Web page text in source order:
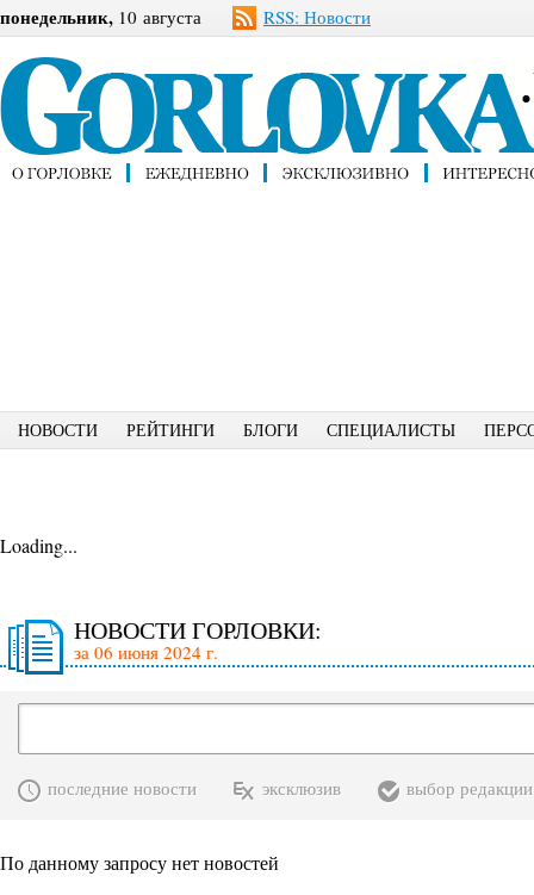
понедельник, 10 августа RSS: Новости
НОВОСТИ РЕЙТИНГИ БЛОГИ СПЕЦИАЛИСТЫ
Loading...
НОВОСТИ ГОРЛОВКИ:
за 06 июня 2024 г.
последние новости эксклюзив выбор редакции
По данному запросу нет новостей